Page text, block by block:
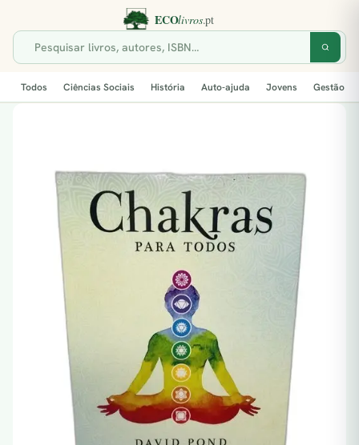
Todos Ciências Sociais História Auto-ajuda Jovens Gestão